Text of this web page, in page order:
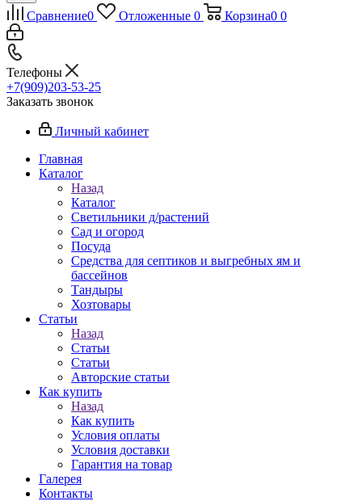
Сравнение0 Отложенные 0 Корзина0 0
Телефоны
+7(909)203-53-25
Заказать звонок
Личный кабинет
Главная
Каталог
Назад
Каталог
Светильники д/растений
Сад и огород
Посуда
Средства для септиков и выгребных ям и
бассейнов
Тандыры
Хозтовары
Статьи
Назад
Статьи
Статьи
Авторские статьи
Как купить
Назад
Как купить
Условия оплаты
Условия доставки
Гарантия на товар
Галерея
Контакты